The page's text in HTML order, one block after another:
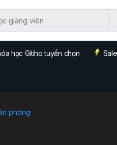
học Gitiho tuyển chọn
phòng